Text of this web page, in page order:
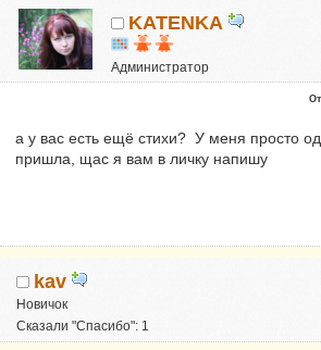
KATENKA
Администратор
Репутация:6
а у вас есть ещё стихи? У меня просто
пришла, щас я вам в личку напишу
kav
Новичок
Сказали "Спасибо": 1